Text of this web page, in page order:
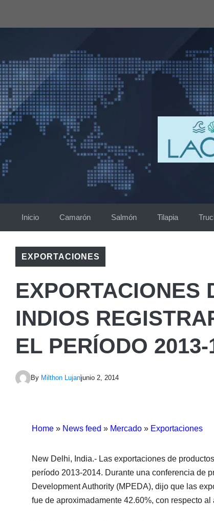
Inicio Camarón Salmón Tilapia
EXPORTACIONES
EXPORTACIONES
INDIOS
EL PERÍODO 2013-
By Milthon Lujanjunio 2, 2014
Home » News feed » Mercado » Exportaciones
New Delhi, India.- Las exportaciones de
período 2013-2014. Durante una conferencia de
Development Authority (MPEDA), dijo que las
fue de aproximadamente 42.60%, con respecto al